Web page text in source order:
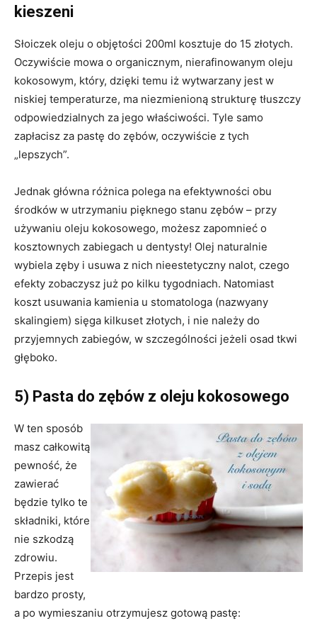
kieszeni
Słoiczek oleju o objętości 200ml kosztuje do 15 złotych.
Oczywiście mowa o organicznym, nierafinowanym oleju
kokosowym, który, dzięki temu iż wytwarzany jest w
niskiej temperaturze, ma niezmienioną strukturę tłuszczy
odpowiedzialnych za jego właściwości. Tyle samo
zapłacisz za pastę do zębów, oczywiście z tych
„lepszych”.
Jednak główna różnica polega na efektywności obu
środków w utrzymaniu pięknego stanu zębów – przy
używaniu oleju kokosowego, możesz zapomnieć o
kosztownych zabiegach u dentysty! Olej naturalnie
wybiela zęby i usuwa z nich nieestetyczny nalot, czego
efekty zobaczysz już po kilku tygodniach. Natomiast
koszt usuwania kamienia u stomatologa (nazwyany
skalingiem) sięga kilkuset złotych, i nie należy do
przyjemnych zabiegów, w szczególności jeżeli osad tkwi
głęboko.
5) Pasta do zębów z oleju kokosowego
W ten sposób
masz całkowitą
pewność, że
zawierać
będzie tylko te
składniki, które
nie szkodzą
zdrowiu.
Przepis jest
bardzo prosty,
a po wymieszaniu otrzymujesz gotową pastę: